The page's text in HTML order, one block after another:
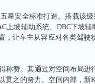
星安全标准打造。搭载该
上坡辅助系统、DBC下坡辅
，让车主从容应对各类驾驶
称赞。其通过对空间布局进
贯之的努力。空间内部，新